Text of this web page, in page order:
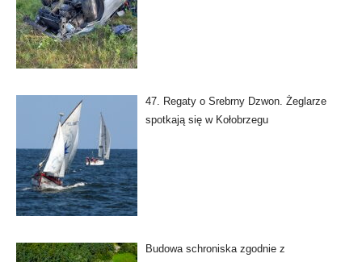
47. Regaty o Srebrny Dzwon. Żeglarze
spotkają się w Kołobrzegu
Budowa schroniska zgodnie z